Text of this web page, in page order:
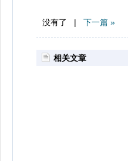
没有了 | 下一篇 »
相关文章